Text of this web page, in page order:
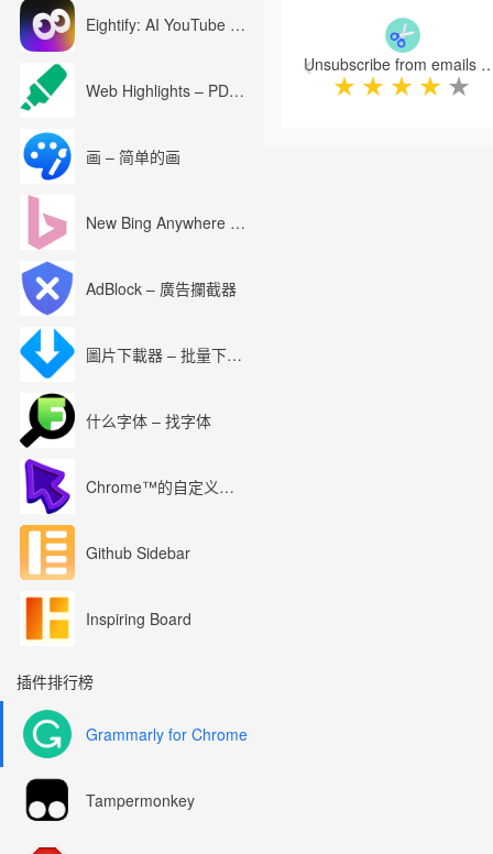
Eightify: AI YouTube Summary with ChatGPT
Web Highlights – PDF & Web Highlighter
画 – 简单的画
New Bing Anywhere (Bing Chat GPT-4)
AdBlock – 廣告攔截器
圖片下載器 – 批量下載圖片
什么字体 – 找字体
Chrome™的自定义光标
Github Sidebar
Inspiring Board
插件排行榜
Grammarly for Chrome
Tampermonkey
Unsubscribe from
★ ★ ★ ★ ★